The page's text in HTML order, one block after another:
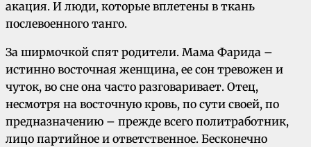
акация. И люди, которые вплетены в ткань
послевоенного танго.
За ширмочкой спят родители. Мама Фарида –
истинно восточная женщина, ее сон тревожен и
чуток, во сне она часто разговаривает. Отец,
несмотря на восточную кровь, по сути своей, по
предназначению – прежде всего политработник,
лицо партийное и ответственное. Бесконечно